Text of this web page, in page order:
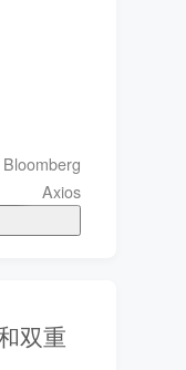
Bloomberg
Axios
双重